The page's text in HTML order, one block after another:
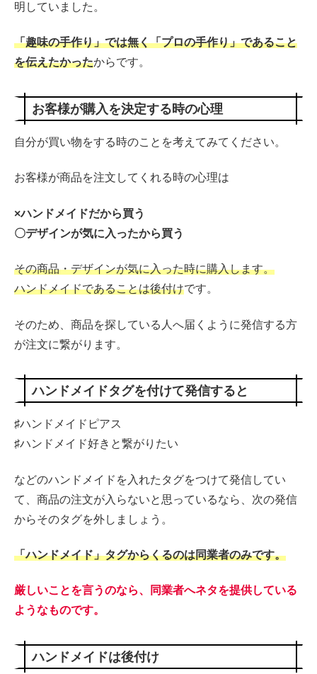
明していました。
「趣味の手作り」では無く「プロの手作り」であること
を伝えたかったからです。
お客様が購入を決定する時の心理
自分が買い物をする時のことを考えてみてください。
お客様が商品を注文してくれる時の心理は
×ハンドメイドだから買う
〇デザインが気に入ったから買う
その商品・デザインが気に入った時に購入します。
ハンドメイドであることは後付けです。
そのため、商品を探している人へ届くように発信する方
が注文に繋がります。
ハンドメイドタグを付けて発信すると
♯ハンドメイドピアス
♯ハンドメイド好きと繋がりたい
などのハンドメイドを入れたタグをつけて発信してい
て、商品の注文が入らないと思っているなら、次の発信
からそのタグを外しましょう。
「ハンドメイド」タグからくるのは同業者のみです。
厳しいことを言うのなら、同業者へネタを提供している
ようなものです。
ハンドメイドは後付け